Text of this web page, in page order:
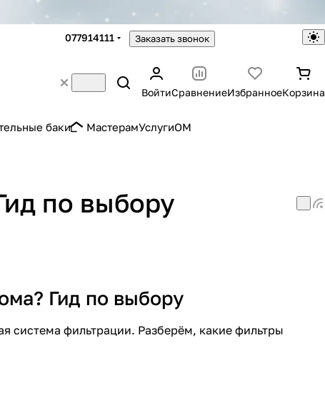
077914111 Заказать звонок
ВойтиСравнениеИзбранноеКорзина
баки МастерамУслугиOM
по выбору
Гид по выбору
система фильтрации. Разберём, какие фильтры